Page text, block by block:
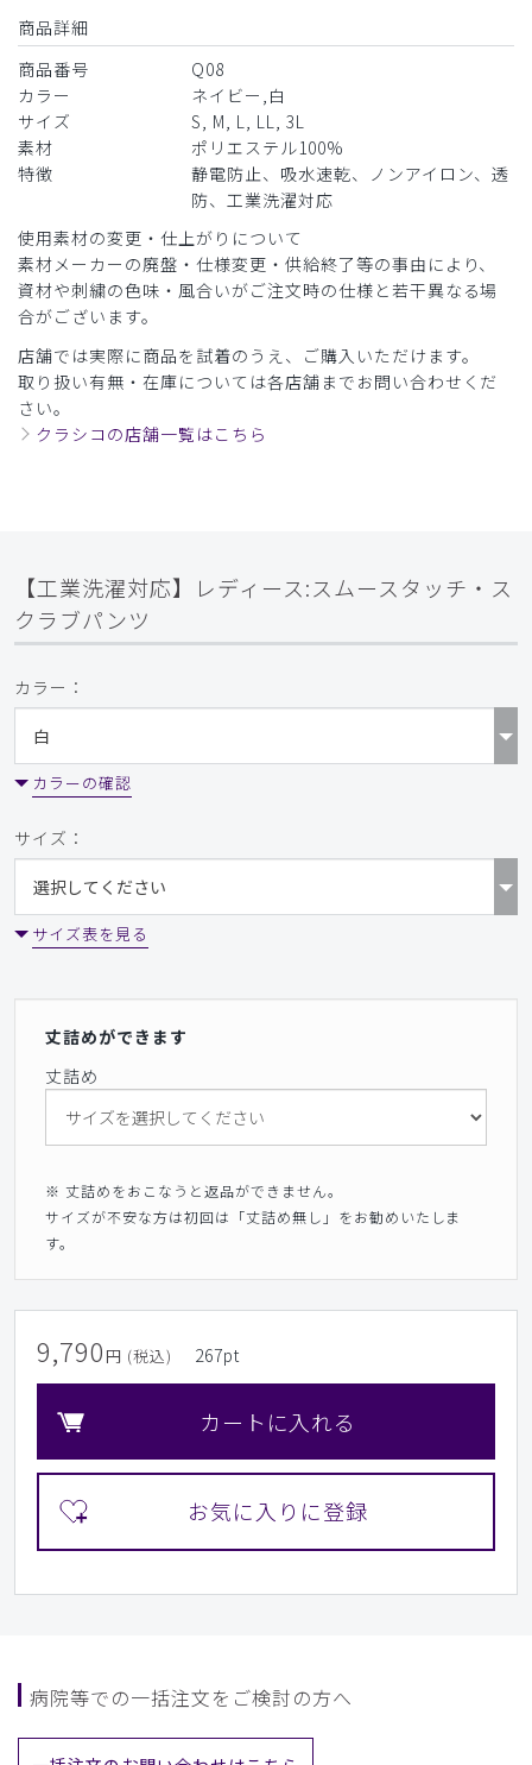
商品詳細
商品番号
Q08
カラー
ネイビー,白
サイズ
S, M, L, LL, 3L
素材
ポリエステル100%
特徴
静電防止、吸水速乾、ノンアイロン、透
防、工業洗濯対応
使用素材の変更・仕上がりについて
素材メーカーの廃盤・仕様変更・供給終了等の事由により、
資材や刺繍の色味・風合いがご注文時の仕様と若干異なる場
合がございます。
店舗では実際に商品を試着のうえ、ご購入いただけます。
取り扱い有無・在庫については各店舗までお問い合わせくだ
さい。
クラシコの店舗一覧はこちら
【工業洗濯対応】レディース:スムースタッチ・ス
クラブパンツ
カラー：
カラーの確認
サイズ：
サイズ表を見る
丈詰めができます
丈詰め
※ 丈詰めをおこなうと返品ができません。
サイズが不安な方は初回は「丈詰め無し」をお勧めいたしま
す。
9,790 円 (税込) 267pt
カートに入れる
病院等での一括注文をご検討の方へ